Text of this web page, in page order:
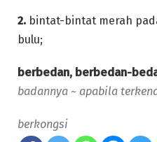
2. bintat-bintat merah
bulu;
berbedan, berbedan-
badannya ~ apabila
berkongsi